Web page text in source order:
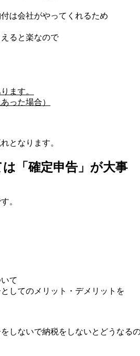
は会社がやってくれるため
ると楽なので
ます。
った場合）
となります。
「確定申告」が大事
。
て
してのメリット・デメリットを
しないで納税をしないとどうなるの